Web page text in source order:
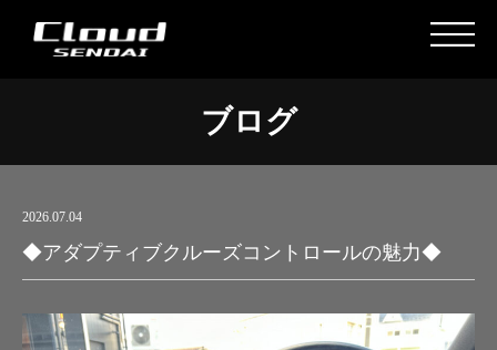
ブログ
2026.07.04
◆アダプティブクルーズコントロールの魅力◆